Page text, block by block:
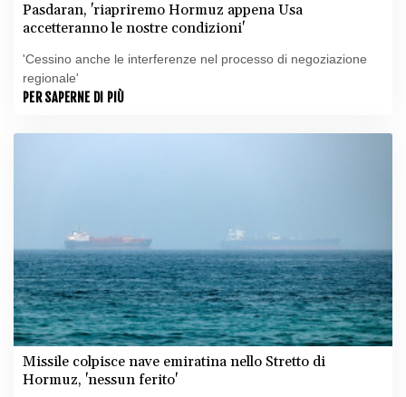
Pasdaran, 'riapriremo Hormuz appena Usa
accetteranno le nostre condizioni'
'Cessino anche le interferenze nel processo di negoziazione
regionale'
PER SAPERNE DI PIÙ
Missile colpisce nave emiratina nello Stretto di
Hormuz, 'nessun ferito'